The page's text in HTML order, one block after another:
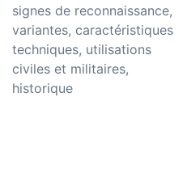
signes de reconnaissance,
variantes, caractéristiques
techniques, utilisations
civiles et militaires,
historique